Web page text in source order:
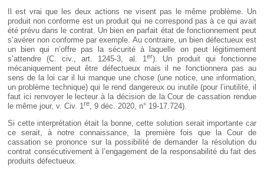
Il est vrai que les deux actions ne visent pas le même problème. Un
produit non conforme est un produit qui ne correspond pas à ce qui avait
été prévu dans le contrat. Un bien en parfait état de fonctionnement peut
s’avérer non conforme par exemple. Au contraire, un bien défectueux est
un bien qui n’offre pas la sécurité à laquelle on peut légitimement
s’attendre (C. civ., art. 1245-3, al. 1er). Un produit qui fonctionne
mécaniquement peut être défectueux mais il ne fonctionnera pas au
sens de la loi car il lui manque une chose (une notice, une information,
un problème technique) qui le rend dangereux ou inutile (pour l’inutilité, il
faut ici renvoyer le lecteur à la décision de la Cour de cassation rendue
le même jour, v. Civ. 1re, 9 déc. 2020, n° 19-17.724).
Si cette interprétation était la bonne, cette solution serait importante car
ce serait, à notre connaissance, la première fois que la Cour de
cassation se prononce sur la possibilité de demander la résolution du
contrat consécutivement à l’engagement de la responsabilité du fait des
produits défectueux.